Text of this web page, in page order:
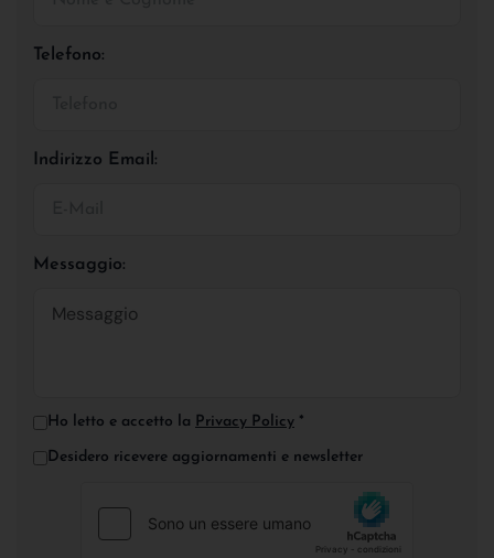
Telefono:
Indirizzo Email:
Messaggio:
Ho letto e accetto la Privacy Policy *
Desidero ricevere aggiornamenti e newsletter